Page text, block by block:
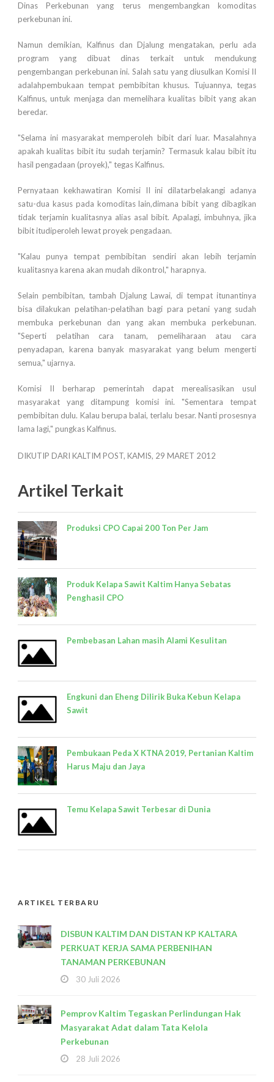
Dinas Perkebunan yang terus mengembangkan komoditas
perkebunan ini.
Namun demikian, Kalfinus dan Djalung mengatakan, perlu ada
program yang dibuat dinas terkait untuk mendukung
pengembangan perkebunan ini. Salah satu yang diusulkan Komisi II
adalahpembukaan tempat pembibitan khusus. Tujuannya, tegas
Kalfinus, untuk menjaga dan memelihara kualitas bibit yang akan
beredar.
"Selama ini masyarakat memperoleh bibit dari luar. Masalahnya
apakah kualitas bibit itu sudah terjamin? Termasuk kalau bibit itu
hasil pengadaan (proyek)," tegas Kalfinus.
Pernyataan kekhawatiran Komisi II ini dilatarbelakangi adanya
satu-dua kasus pada komoditas lain,dimana bibit yang dibagikan
tidak terjamin kualitasnya alias asal bibit. Apalagi, imbuhnya, jika
bibit itudiperoleh lewat proyek pengadaan.
"Kalau punya tempat pembibitan sendiri akan lebih terjamin
kualitasnya karena akan mudah dikontrol," harapnya.
Selain pembibitan, tambah Djalung Lawai, di tempat itunantinya
bisa dilakukan pelatihan-pelatihan bagi para petani yang sudah
membuka perkebunan dan yang akan membuka perkebunan.
"Seperti pelatihan cara tanam, pemeliharaan atau cara
penyadapan, karena banyak masyarakat yang belum mengerti
semua," ujarnya.
Komisi II berharap pemerintah dapat merealisasikan usul
masyarakat yang ditampung komisi ini. "Sementara tempat
pembibitan dulu. Kalau berupa balai, terlalu besar. Nanti prosesnya
lama lagi," pungkas Kalfinus.
DIKUTIP DARI KALTIM POST, KAMIS, 29 MARET 2012
Artikel Terkait
Produksi CPO Capai 200 Ton Per Jam
Produk Kelapa Sawit Kaltim Hanya Sebatas
Penghasil CPO
Pembebasan Lahan masih Alami Kesulitan
Engkuni dan Eheng Dilirik Buka Kebun Kelapa
Sawit
Pembukaan Peda X KTNA 2019, Pertanian Kaltim
Harus Maju dan Jaya
Temu Kelapa Sawit Terbesar di Dunia
ARTIKEL TERBARU
DISBUN KALTIM DAN DISTAN KP KALTARA
PERKUAT KERJA SAMA PERBENIHAN
TANAMAN PERKEBUNAN
30 Juli 2026
Pemprov Kaltim Tegaskan Perlindungan Hak
Masyarakat Adat dalam Tata Kelola
Perkebunan
28 Juli 2026